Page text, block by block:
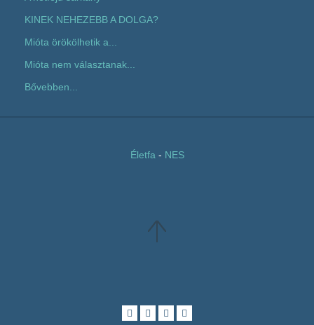
KINEK NEHEZEBB A DOLGA?
Mióta örökölhetik a...
Mióta nem választanak...
Bővebben...
Életfa - NES